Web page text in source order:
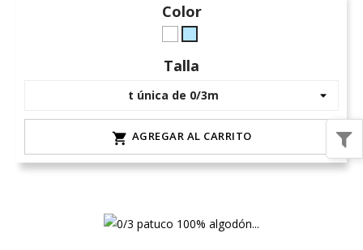
Color
Blanco
celeste-
Talla
 AGREGAR AL CARRITO